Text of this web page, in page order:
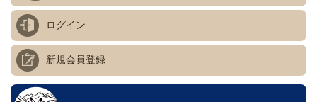
ログイン
新規会員登録